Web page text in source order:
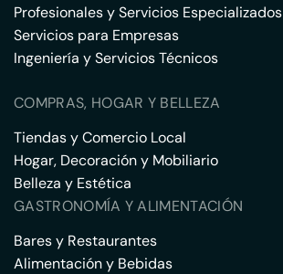
Profesionales y Servicios Especializados
Servicios para Empresas
Ingeniería y Servicios Técnicos
COMPRAS, HOGAR Y BELLEZA
Tiendas y Comercio Local
Hogar, Decoración y Mobiliario
Belleza y Estética
GASTRONOMÍA Y ALIMENTACIÓN
Bares y Restaurantes
Alimentación y Bebidas